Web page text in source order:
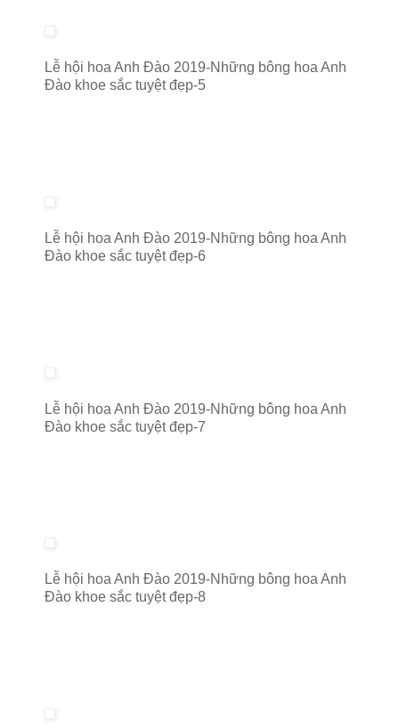
Lễ hội hoa Anh Đào 2019-Những bông hoa Anh
Đào khoe sắc tuyệt đẹp-5
Lễ hội hoa Anh Đào 2019-Những bông hoa Anh
Đào khoe sắc tuyệt đẹp-6
Lễ hội hoa Anh Đào 2019-Những bông hoa Anh
Đào khoe sắc tuyệt đẹp-7
Lễ hội hoa Anh Đào 2019-Những bông hoa Anh
Đào khoe sắc tuyệt đẹp-8